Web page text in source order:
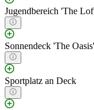
Jugendbereich 'The
Sonnendeck 'The Oasis'
Sportplatz an Deck